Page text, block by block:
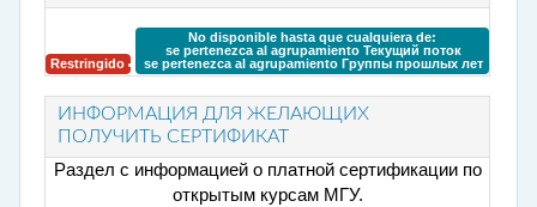
Restringido
No disponible hasta que cualquiera de:
se pertenezca al agrupamientoТекущий поток
se pertenezca al agrupamientoГруппы прошлых лет
ИНФОРМАЦИЯ ДЛЯ ЖЕЛАЮЩИХ
ПОЛУЧИТЬ СЕРТИФИКАТ
Раздел с информацией о платной сертификации по
открытым курсам МГУ.